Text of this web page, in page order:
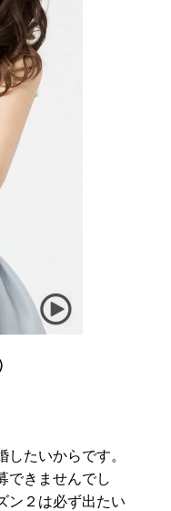
たいからです。
できませんでし
ン２は必ず出たい